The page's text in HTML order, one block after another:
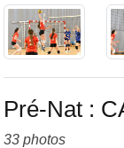
Pré-Nat :
33 photos